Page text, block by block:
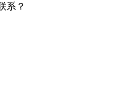
系？